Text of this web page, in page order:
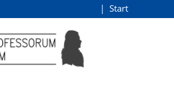
Start